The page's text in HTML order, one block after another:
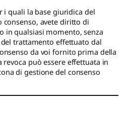
i quali la base giuridica del
avete diritto di
in qualsiasi momento, senza
trattamento effettuato dal
da voi fornito prima della
revoca può essere effettuata in
di gestione del consenso